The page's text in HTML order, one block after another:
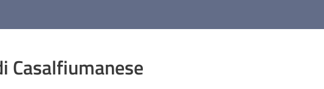
Casalfiumanese